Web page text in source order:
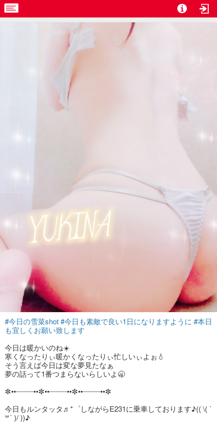
#今日の雪菜shot#今日も素敵で良い1日になりますように #本日
も宜しくお願い致します
今日は暖かいのね☀️
寒くなったりぃ暖かくなったりぃ忙しいぃよぉ💧
そう言えば今日は変な夢見たなぁ
夢の話って1番つまらないらしいよ🥱
✼••┈┈┈┈••✼••┈┈┈┈••✼••┈┈┈┈••✼
今日もルンタッタ♬*゜しながらE231に乗車しております♪(( \( ˙
꒳​˙ )/ ))♪‬